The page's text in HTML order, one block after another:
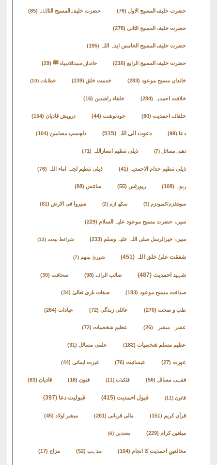
کتب
تعارف
’’پردہ‘‘
English
مِرقاتُ
الیقین
فی
حَیاتِ
نورالدّین
متفرق
کتب
سلسلہ
حضرت خلیفۃالمسیح الاول(76) حضرت خلیفۃالمسیح الثالثؒ(85)
حضرت خلیفۃالمسیح الثانی(278)
حضرت خلیفۃالمسیح الخامس ایدہ اللہ (195)
حضرت خلیفۃالمسیح الرابع(216) خاندان سیدالانبیاء ﷺ(29)
خاندان مسیح موعود(283) خدمت خلق(239) خطابات
خلافت احمدیہ(284) خلفاء راشدین(16)
خلفائے احمدیت (80) خودنوشت(44) درویش قادیان(154)
دعوت الی اللہ(515) دلچسپ مضامین(104)
ذھنی مسائل(7) ذیلی تنظیم انصاراللہ (71)
ذیلی تنظیم خدام الاحمدیہ(41) ذیلی تنظیم لجنہ اماء اللہ
رپورٹس سائنس
سوشلزم/کمیونزم (3) سکھ ازم سیروا فی الارض(81)
سیرۃ حضرت مسیح موعود علیہ السلام(229)
سیرۃ خیرالرسل صلی اللہ علیہ وسلم(233) شرائط بیعت
شفقت علیٰ خلق اللہ (451) شوریٰ بینھم(7)
شہید احمدیت(487) صائب الرائے(98) صحافت
صداقت مسیح موعود(183) صفات باری تعالیٰ(34)
طب و صحت(270) عائلی زندگی(72) عبادات
عشرہ مبشرہ عظیم شخصیات (72)
عظیم مسلم شخصیات (182) علمی مسائل(31)
عیسائیت (76) غیرت ایمانی (44)
فقہی مسائل(56) فلکیات فنون قادیان
قبول احمدیت(415) قبولیت دعا(397)
قرآن کریم(151) مالی قربانی(261) مبشر اولاد(45)
مبلغین کرام(229) مجددین
مخالفینِ احمدیت کا انجام(104) مذہب مزاح